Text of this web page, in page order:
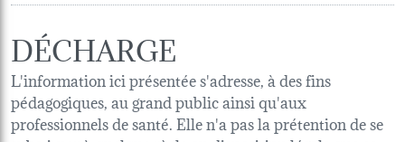
DÉCHARGE
L'information ici présentée s'adresse, à des fins
pédagogiques, au grand public ainsi qu'aux
professionnels de santé. Elle n'a pas la prétention de se